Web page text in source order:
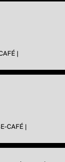
|
CAFÉ |